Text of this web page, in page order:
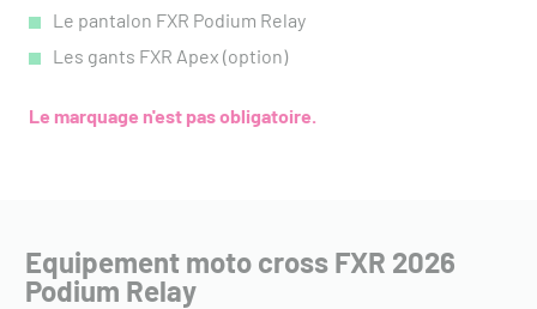
Le pantalon FXR Podium Relay
Les gants FXR Apex (option)
Le marquage n'est pas obligatoire.
Equipement moto cross FXR 2026
Podium Relay